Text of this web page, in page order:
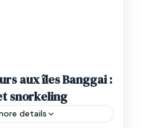
aux îles Banggai :
snorkeling
details